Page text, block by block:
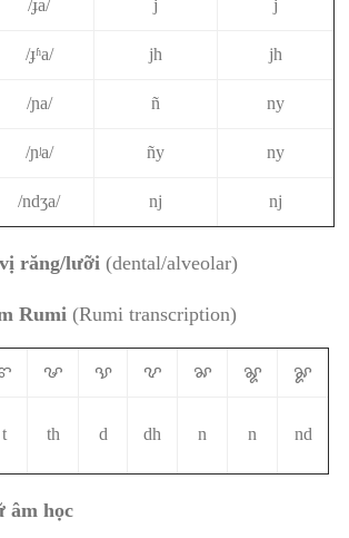
/ɟa/ j j
/ɟʱa/ jh jh
/ɲa/ ñ ny
/ɲʲa/ ñy ny
/ndʒa/ nj nj
răng/lưỡi (dental/alveolar)
Rumi (Rumi transcription)
ꨔ ꨕ ꨖ ꨗ ꨘ ꨙ
t th d dh n n nd
âm học